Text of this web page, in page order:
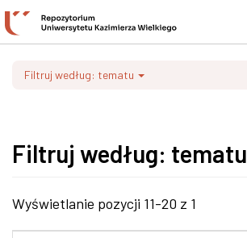
Filtruj według: tematu
Filtruj według: tematu
Wyświetlanie pozycji 11-20 z 1